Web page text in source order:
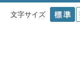
文字サイズ